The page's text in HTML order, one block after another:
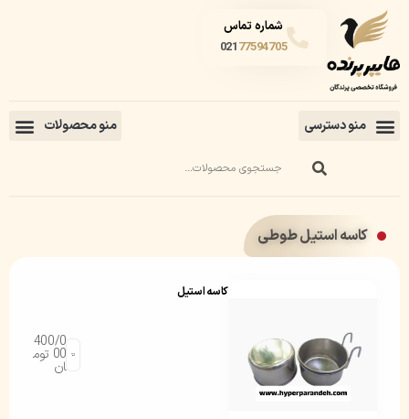
شماره تماس
02177594705
کاسه استیل طوطی
کاسه استیل
400/0
00 توم
ان